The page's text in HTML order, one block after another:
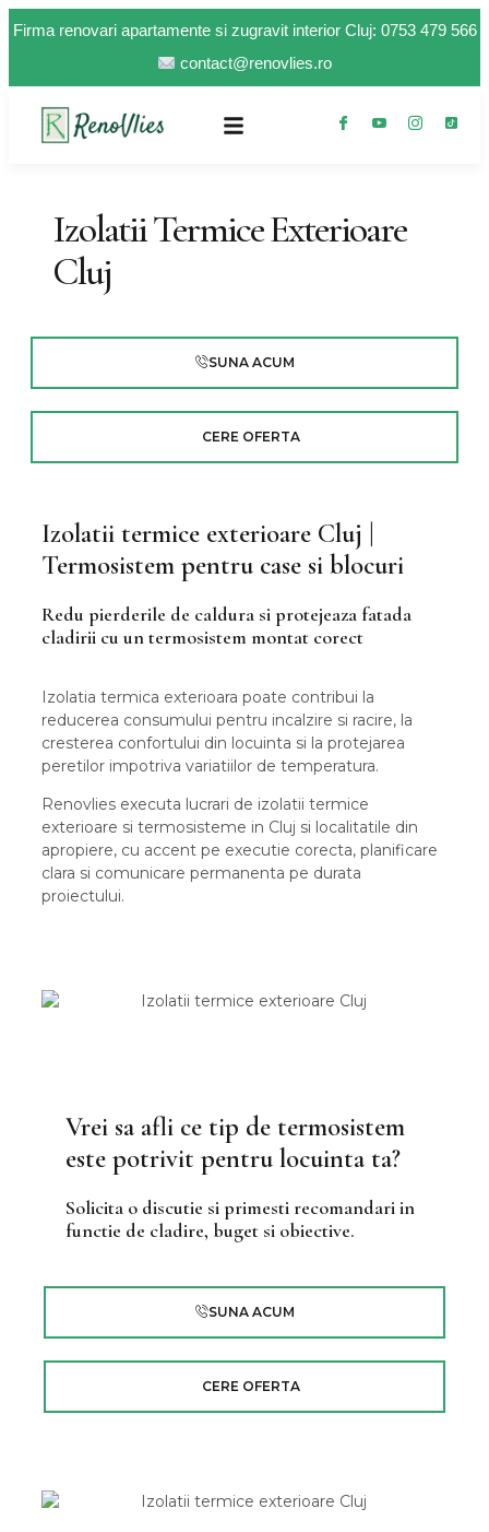
Firma renovari apartamente si zugravit interior Cluj: 0753 479 566
contact@renovlies.ro
Izolatii Termice Exterioare
Cluj
SUNA ACUM
CERE OFERTA
Izolatii termice exterioare Cluj |
Termosistem pentru case si blocuri
Redu pierderile de caldura si protejeaza fatada
cladirii cu un termosistem montat corect
Izolatia termica exterioara poate contribui la
reducerea consumului pentru incalzire si racire, la
cresterea confortului din locuinta si la protejarea
peretilor impotriva variatiilor de temperatura.
Renovlies executa lucrari de izolatii termice
exterioare si termosisteme in Cluj si localitatile din
apropiere, cu accent pe executie corecta, planificare
clara si comunicare permanenta pe durata
proiectului.
Vrei sa afli ce tip de termosistem
este potrivit pentru locuinta ta?
Solicita o discutie si primesti recomandari in
functie de cladire, buget si obiective.
SUNA ACUM
CERE OFERTA